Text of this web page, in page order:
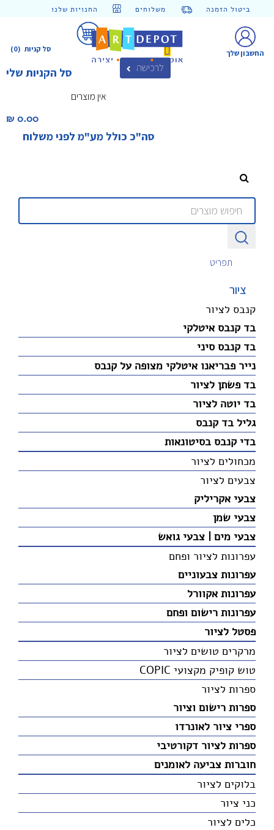
ביטול הזמנה משלוחים החנויות שלנו
(0) סל קניות
סל הקניות שלי לרכישה
אין מוצרים
0.00 ₪‎
סה"כ כולל מע"מ לפני משלוח
החשבון שלך
תפריט
ציור
קנבס לציור
בד קנבס איטלקי
בד קנבס סיני
נייר פבריאנו איטלקי מצופה על קנבס
בד פשתן לציור
בד יוטה לציור
גליל בד קנבס
בדי קנבס בסיטונאות
מכחולים לציור
צבעים לציור
צבעי אקריליק
צבעי שמן
צבעי מים | צבעי גואש
עפרונות לציור ופחם
עפרונות צבעוניים
עפרונות אקוורל
עפרונות רישום ופחם
פסטל לציור
מרקרים טושים לציור
טוש קופיק מקצועי COPIC
ספרות לציור
ספרות רישום וציור
ספרי ציור לאונרדו
ספרות לציור דקורטיבי
חוברות צביעה לאומנים
בלוקים לציור
כני ציור
כלים לציור